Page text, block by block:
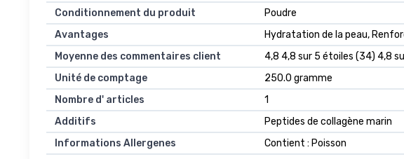
Conditionnement du produit
Poudre
Avantages
Hydratation de la peau,
Moyenne des commentaires client
4,8 4,8 sur 5 étoiles (34) 4,8
Unité de comptage
250.0 gramme
Nombre d' articles
1
Additifs
Peptides de collagène marin
Informations Allergenes
Contient : Poisson